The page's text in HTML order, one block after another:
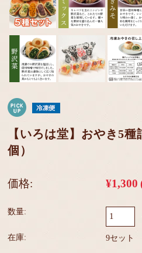
【いろは堂】おやき5
個）
価格: ¥1,300
数量:
在庫: 9セット